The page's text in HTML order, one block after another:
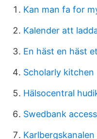
Kan man fa for
Kalender att
En häst en häst
Scholarly kitchen
Hälsocentral
Swedbank